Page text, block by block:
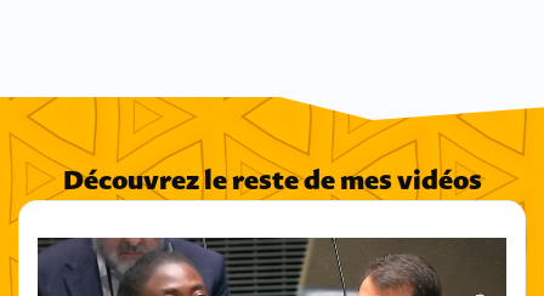
Découvrez le reste de mes vidéos